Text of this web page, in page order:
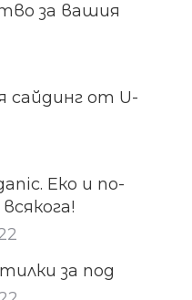
за вашия
сайдинг от U-
Еко и по-
за под